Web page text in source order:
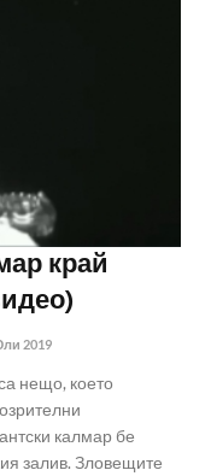
край
2019
нещо, което
калмар бе
залив. Зловещите